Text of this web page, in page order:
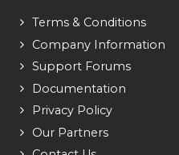
Terms & Conditions
Company Information
Support Forums
Documentation
Privacy Policy
Our Partners